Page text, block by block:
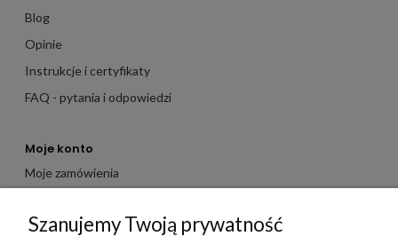
Blog
Opinie
Instrukcje i certyfikaty
FAQ - pytania i odpowiedzi
Moje konto
Moje zamówienia
Ulubione
Szanujemy Twoją prywatność